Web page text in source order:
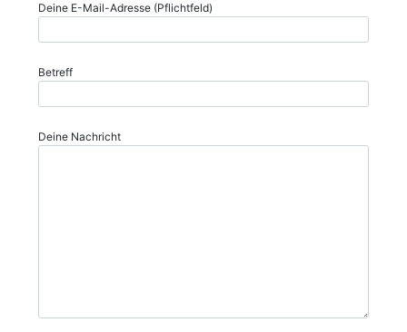
Deine E-Mail-Adresse (Pflichtfeld)
Betreff
Deine Nachricht